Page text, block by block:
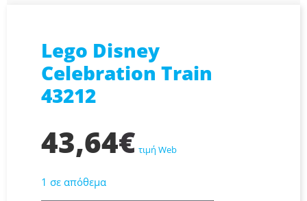
Lego Disney
Celebration Train
43212
43,64€ τιμή Web
1 σε απόθεμα